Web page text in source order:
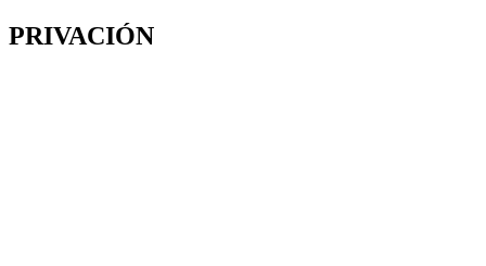
PRIVACIÓN